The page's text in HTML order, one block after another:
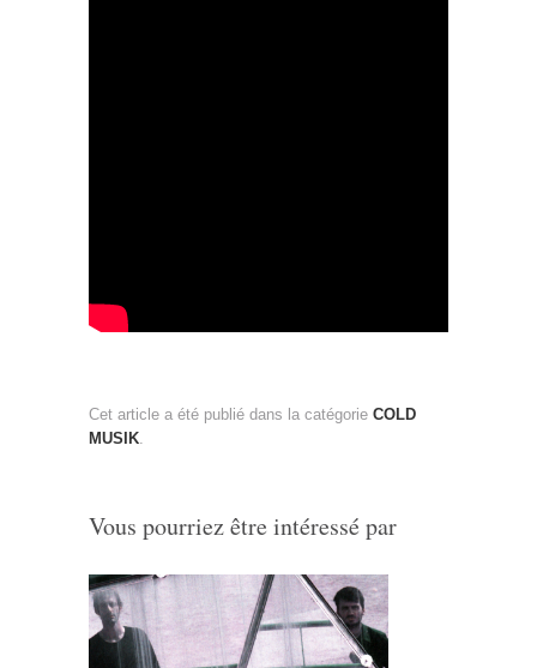
Cet article a été publié dans la catégorie COLD
MUSIK.
Vous pourriez être intéressé par